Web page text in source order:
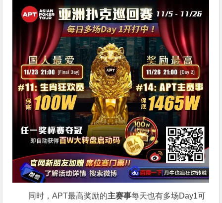
同时，APT最高奖励的主赛事每天也有多场Day1可